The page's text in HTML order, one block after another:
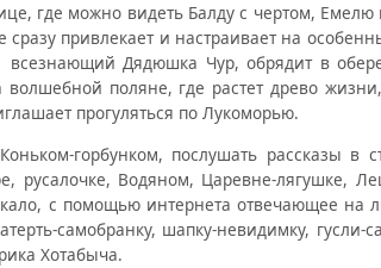
где можно видеть Балду с чертом, Емелю
привлекает и настраивает на
всезнающий Дядюшка Чур, обрядит в
поляне, где растет древо
прогуляться по Лукоморью.
горбунком, послушать рассказы в
русалочке, Водяном, Царевне-лягушке,
с помощью интернета отвечающее на
самобранку, шапку-невидимку, гусли-
Хотабыча.